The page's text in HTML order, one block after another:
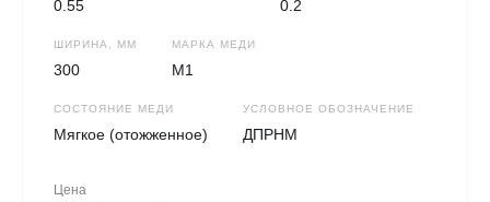
0.55 0.2
ШИРИНА, ММ
300
МАРКА МЕДИ
М1
СОСТОЯНИЕ МЕДИ
Мягкое (отожженное)
УСЛОВНОЕ ОБОЗНАЧЕНИЕ
ДПРНМ
Цена